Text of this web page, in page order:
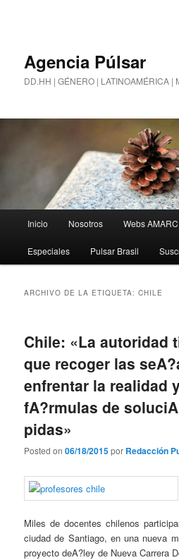
Agencia Púlsar
DD.HH | GÉNERO | LATINOAMÉRICA |
principal
Ir
al
Ir
al
Inicio Nosotros Webs
Especiales Pulsar Brasil
ARCHIVO DE LA ETIQUETA:CHILE
Chile: «La autoridad
que recoger las
enfrentar la realidad
fA?rmulas de
pidas»
Posted on06/18/2015por Redacción
Miles de docentes chilenos
ciudad de Santiago, en una nueva
proyecto deA?ley de Nueva Carrera